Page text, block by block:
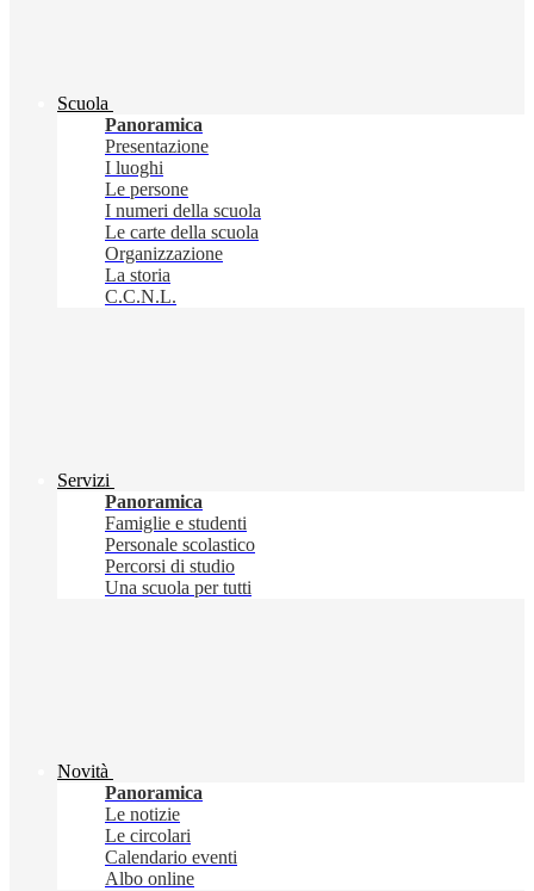
Scuola
Panoramica
Presentazione
I luoghi
Le persone
I numeri della scuola
Le carte della scuola
Organizzazione
La storia
C.C.N.L.
Servizi
Panoramica
Famiglie e studenti
Personale scolastico
Percorsi di studio
Una scuola per tutti
Novità
Panoramica
Le notizie
Le circolari
Calendario eventi
Albo online